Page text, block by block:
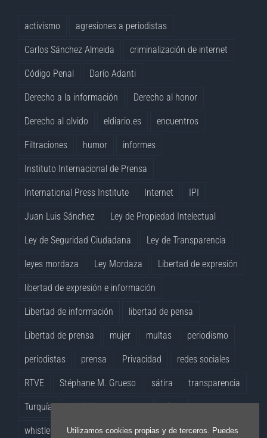
Utilizamos cookies propias y de terceros. Puedes
activismo agresiones a periodistas
Carlos Sánchez Almeida criminalización de internet
Código Penal Darío Adanti
Derecho a la información Derecho al honor
Derecho al olvido eldiario.es encuentros
Filtraciones humor informes
Instituto Internacional de Prensa
International Press Institute Internet IPI
Juan Luis Sánchez Ley de Propiedad Intelectual
Ley de Seguridad Ciudadana Ley de Transparencia
leyes mordaza Ley Mordaza Libertad de expresión
libertad de expresión e información
Libertad de información libertad de pensa
Libertad de prensa mujer multas periodismo
periodistas prensa Privacidad redes sociales
RTVE Stéphane M. Grueso sátira transparencia
Turquía
whistleblowers Yolanda Quintana